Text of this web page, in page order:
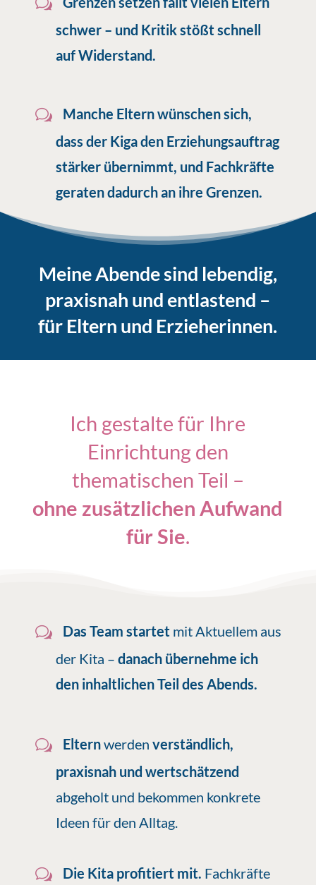
schwer – und Kritik stößt schnell
auf Widerstand.
Manche Eltern wünschen sich,
dass der Kiga den Erziehungsauftrag
stärker übernimmt, und Fachkräfte
geraten dadurch an ihre Grenzen.
Meine Abende sind lebendig,
praxisnah und entlastend –
für Eltern und Erzieherinnen.
Ich gestalte für Ihre
Einrichtung den
thematischen Teil –
ohne zusätzlichen Aufwand
für Sie.
Das Team startet mit Aktuellem aus
der Kita –danach übernehme ich
den inhaltlichen Teil des Abends.
Elternwerdenverständlich,
praxisnah und wertschätzend
abgeholt und bekommen konkrete
Ideen für den Alltag.
Die Kita profitiert mit. Fachkräfte